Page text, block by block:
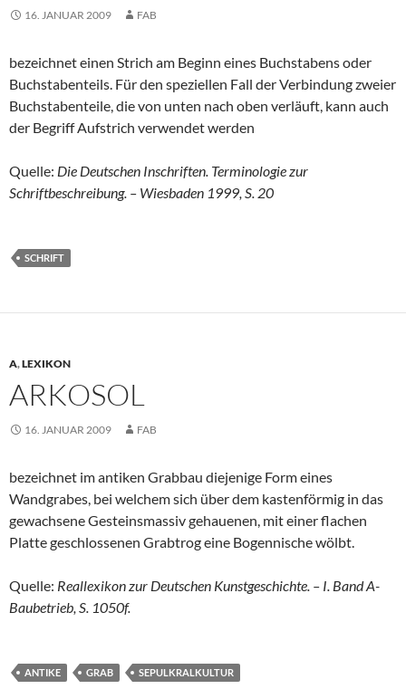
16. JANUAR 2009 FAB
bezeichnet einen Strich am Beginn eines Buchstabens oder
Buchstabenteils. Für den speziellen Fall der Verbindung zweier
Buchstabenteile, die von unten nach oben verläuft, kann auch
der Begriff Aufstrich verwendet werden
Quelle: Die Deutschen Inschriften. Terminologie zur
Schriftbeschreibung. – Wiesbaden 1999, S. 20
SCHRIFT
A,LEXIKON
ARKOSOL
16. JANUAR 2009 FAB
bezeichnet im antiken Grabbau diejenige Form eines
Wandgrabes, bei welchem sich über dem kastenförmig in das
gewachsene Gesteinsmassiv gehauenen, mit einer flachen
Platte geschlossenen Grabtrog eine Bogennische wölbt.
Quelle: Reallexikon zur Deutschen Kunstgeschichte. – I. Band A-
Baubetrieb, S. 1050f.
ANTIKE GRAB SEPULKRALKULTUR